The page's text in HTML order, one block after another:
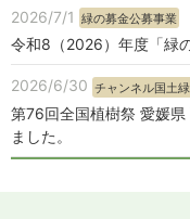
2026/7/1 緑の募金公募事業
令和8（2026）年度「緑
2026/6/30 チャンネル国土
第76回全国植樹祭 愛媛
ました。